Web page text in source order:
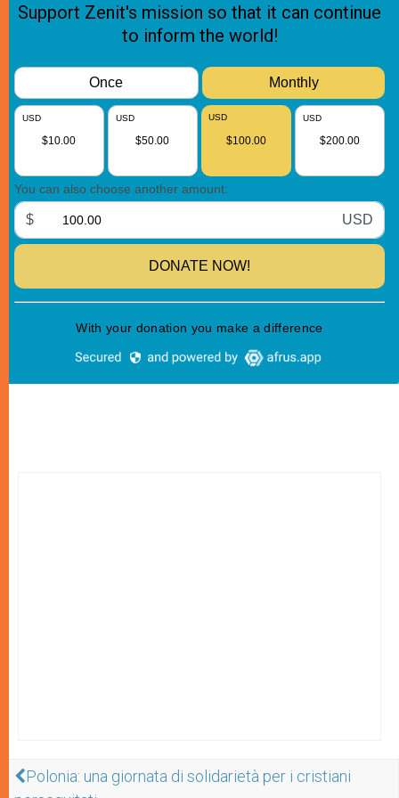
Polonia: una giornata di solidarietà per i cristiani